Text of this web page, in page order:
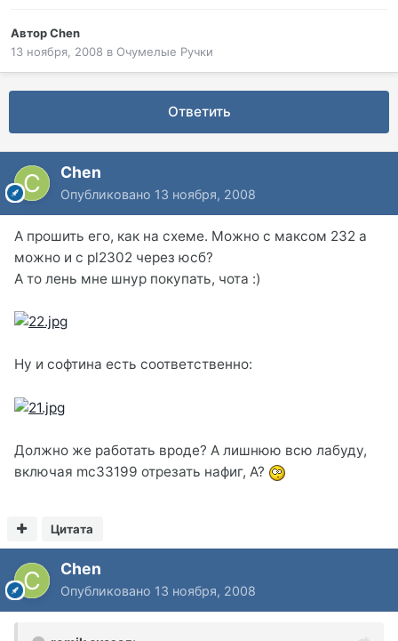
АвторChen
13 ноября, 2008 в Очумелые Ручки
Ответить
Chen
Опубликовано 13 ноября, 2008
А прошить его, как на схеме. Можно с максом 232 а
можно и с pl2302 через юсб?
А то лень мне шнур покупать, чота :)
Ну и софтина есть соответственно:
Должно же работать вроде? А лишнюю всю лабуду,
включая mc33199 отрезать нафиг, А?
Цитата
Chen
Опубликовано 13 ноября, 2008